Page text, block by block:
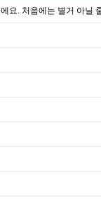
요. 처음에는 별거 아닐